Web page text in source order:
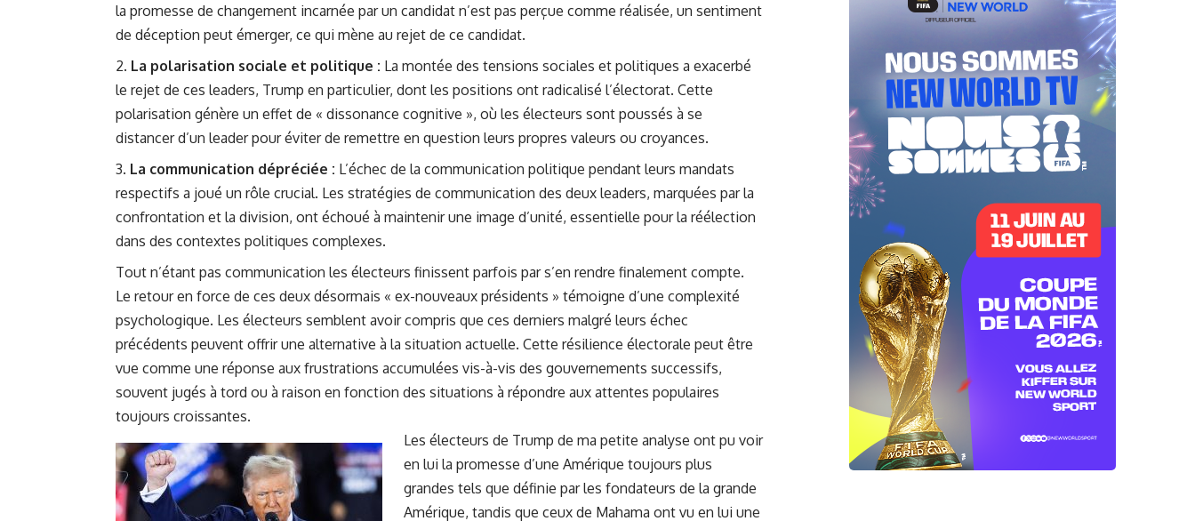
la promesse de changement incarnée par un candidat n’est pas perçue comme réalisée, un sentiment
de déception peut émerger, ce qui mène au rejet de ce candidat.
La polarisation sociale et politique : La montée des tensions sociales et politiques a exacerbé
le rejet de ces leaders, Trump en particulier, dont les positions ont radicalisé l’électorat. Cette
polarisation génère un effet de « dissonance cognitive », où les électeurs sont poussés à se
distancer d’un leader pour éviter de remettre en question leurs propres valeurs ou croyances.
La communication dépréciée : L’échec de la communication politique pendant leurs mandats
respectifs a joué un rôle crucial. Les stratégies de communication des deux leaders, marquées par la
confrontation et la division, ont échoué à maintenir une image d’unité, essentielle pour la réélection
dans des contextes politiques complexes.
Tout n’étant pas communication les électeurs finissent parfois par s’en rendre finalement compte.
Le retour en force de ces deux désormais « ex-nouveaux présidents » témoigne d’une complexité
psychologique. Les électeurs semblent avoir compris que ces derniers malgré leurs échec
précédents peuvent offrir une alternative à la situation actuelle. Cette résilience électorale peut être
vue comme une réponse aux frustrations accumulées vis-à-vis des gouvernements successifs,
souvent jugés à tord ou à raison en fonction des situations à répondre aux attentes populaires
toujours croissantes.
Les électeurs de Trump de ma petite analyse ont pu voir
en lui la promesse d’une Amérique toujours plus
grandes tels que définie par les fondateurs de la grande
Amérique, tandis que ceux de Mahama ont vu en lui une